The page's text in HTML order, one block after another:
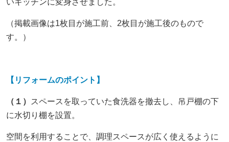
いキッチンに変身させました。
（掲載画像は1枚目が施工前、2枚目が施工後のもので
す。）
【リフォームのポイント】
（１） スペースを取っていた食洗器を撤去し、吊戸棚の下
に水切り棚を設置。
空間を利用することで、調理スペースが広く使えるように